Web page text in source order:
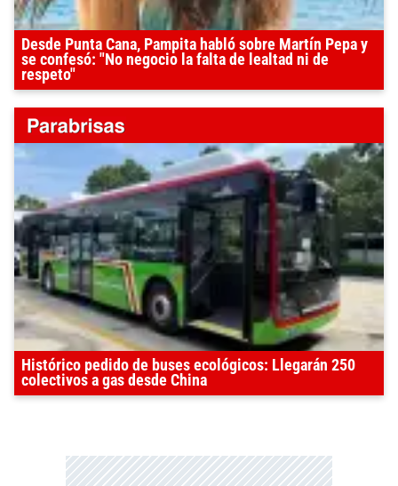
Desde Punta Cana, Pampita habló sobre Martín Pepa y
se confesó: "No negocio la falta de lealtad ni de
respeto"
Histórico pedido de buses ecológicos: Llegarán 250
colectivos a gas desde China